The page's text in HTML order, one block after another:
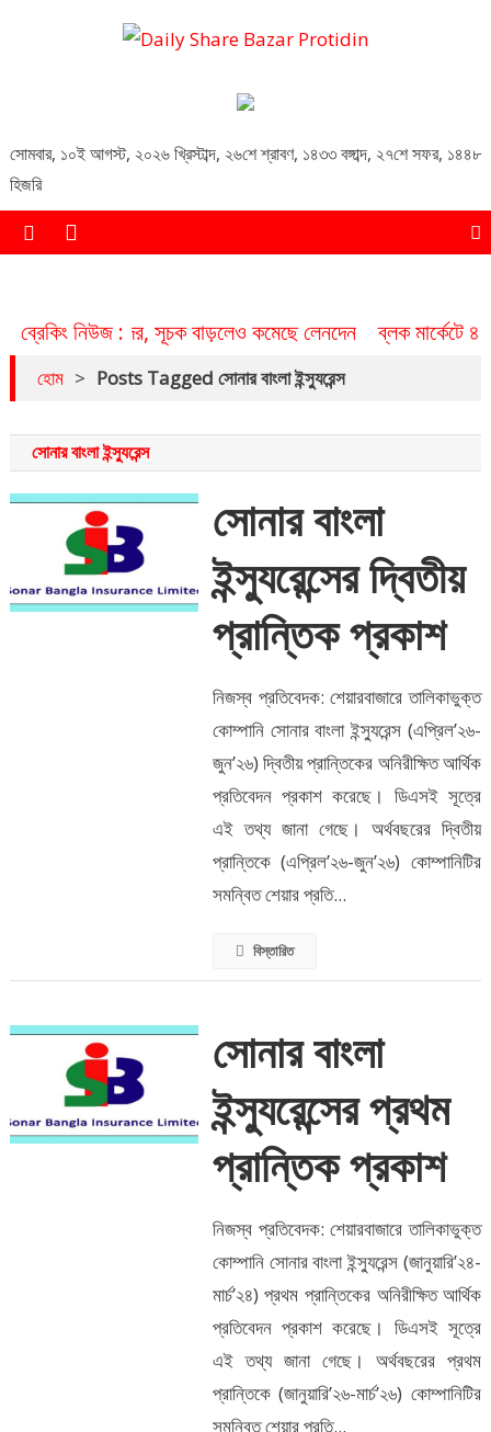
সোমবার, ১০ই আগস্ট, ২০২৬ খ্রিস্টাব্দ, ২৬শে শ্রাবণ, ১৪৩৩ বঙ্গাব্দ, ২৭শে সফর, ১৪৪৮
হিজরি
ব্রেকিং নিউজ : সূচক বাড়লেও কমেছে লেনদেন ব্লক মার্কেটে ৪৮
হোম > Posts Tagged সোনার বাংলা ইন্স্যুরেন্স
সোনার বাংলা ইন্স্যুরেন্স
সোনার বাংলা
ইন্স্যুরেন্সের দ্বিতীয়
প্রান্তিক প্রকাশ
নিজস্ব প্রতিবেদক: শেয়ারবাজারে তালিকাভুক্ত
কোম্পানি সোনার বাংলা ইন্স্যুরেন্স (এপ্রিল’২৬-
জুন’২৬) দ্বিতীয় প্রান্তিকের অনিরীক্ষিত আর্থিক
প্রতিবেদন প্রকাশ করেছে। ডিএসই সূত্রে
এই তথ্য জানা গেছে। অর্থবছরের দ্বিতীয়
প্রান্তিকে (এপ্রিল’২৬-জুন’২৬) কোম্পানিটির
সমন্বিত শেয়ার প্রতি...
বিস্তারিত
সোনার বাংলা
ইন্স্যুরেন্সের প্রথম
প্রান্তিক প্রকাশ
নিজস্ব প্রতিবেদক: শেয়ারবাজারে তালিকাভুক্ত
কোম্পানি সোনার বাংলা ইন্স্যুরেন্স (জানুয়ারি’২৪-
মার্চ’২৪) প্রথম প্রান্তিকের অনিরীক্ষিত আর্থিক
প্রতিবেদন প্রকাশ করেছে। ডিএসই সূত্রে
এই তথ্য জানা গেছে। অর্থবছরের প্রথম
প্রান্তিকে (জানুয়ারি’২৬-মার্চ’২৬) কোম্পানিটির
সমন্বিত শেয়ার প্রতি...